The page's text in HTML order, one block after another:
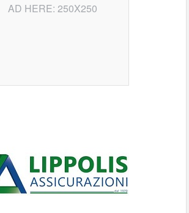
AD HERE: 250X250